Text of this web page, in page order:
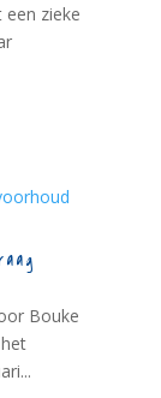
zieke
Bouke